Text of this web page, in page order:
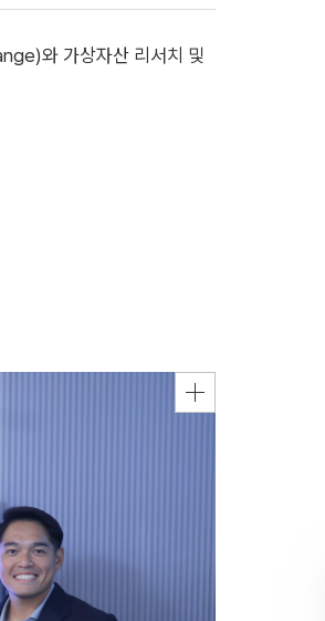
와 가상자산 리서치 및